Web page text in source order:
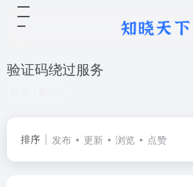
验证码绕过服务
排序 发布 更新 浏览 点赞